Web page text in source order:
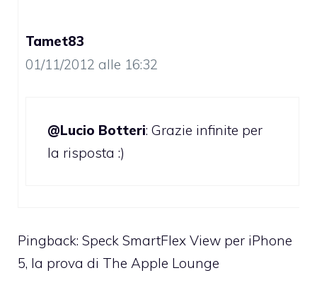
Tamet83
01/11/2012 alle 16:32
@Lucio Botteri: Grazie infinite per
la risposta :)
Pingback: Speck SmartFlex View per iPhone
5, la prova di The Apple Lounge